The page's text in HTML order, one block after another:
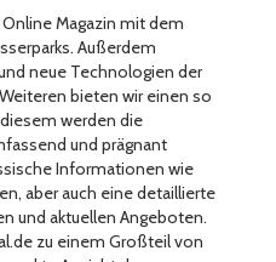
Magazin mit dem
Außerdem
neue Technologien der
bieten wir einen so
diesem werden die
und prägnant
Informationen wie
aber auch eine detaillierte
und aktuellen Angeboten.
zu einem Großteil von